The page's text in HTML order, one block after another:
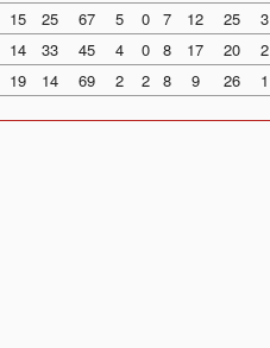
15 25 67 5 0 7 12 25 3
14 33 45 4 0 8 17 20 2
19 14 69 2 2 8 9 26 1